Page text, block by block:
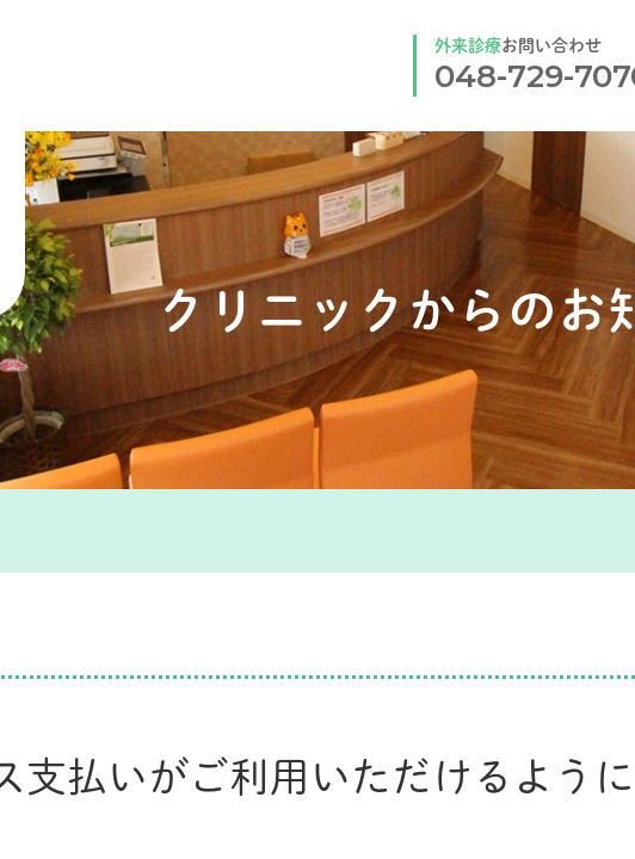
外来診療お問い合わせ
048-729-
クリニックからのお
支払いがご利用いただけるように